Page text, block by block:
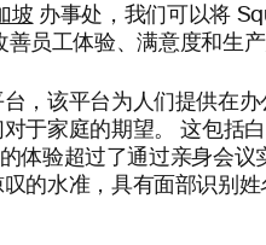
坡 办事处，我们可以将
员工体验、满意度和生
，该平台为人们提供在办
于家庭的期望。 这包括
体验超过了通过亲身会议
的水准，具有面部识别姓